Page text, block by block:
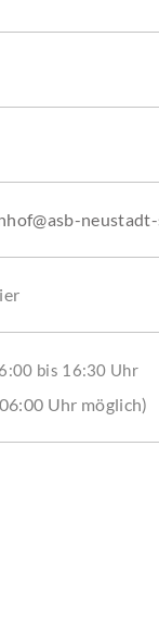
neustadt-
bis 16:30 Uhr
Uhr möglich)